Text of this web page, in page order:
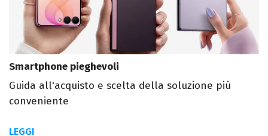
Smartphone pieghevoli
Guida all'acquisto e scelta della soluzione più
conveniente
LEGGI